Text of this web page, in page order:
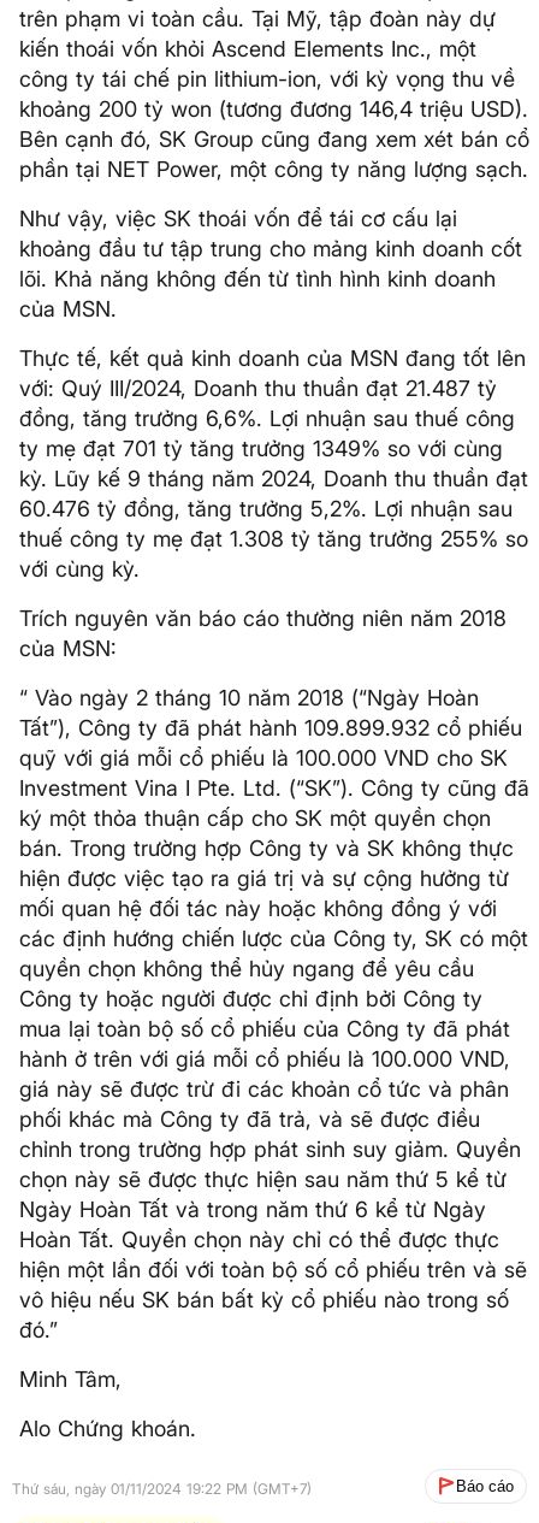
trên phạm vi toàn cầu. Tại Mỹ, tập đoàn này dự
kiến thoái vốn khỏi Ascend Elements Inc., một
công ty tái chế pin lithium-ion, với kỳ vọng thu về
khoảng 200 tỷ won (tương đương 146,4 triệu USD).
Bên cạnh đó, SK Group cũng đang xem xét bán cổ
phần tại NET Power, một công ty năng lượng sạch.
Như vậy, việc SK thoái vốn để tái cơ cấu lại
khoảng đầu tư tập trung cho mảng kinh doanh cốt
lõi. Khả năng không đến từ tình hình kinh doanh
của MSN.
Thực tế, kết quả kinh doanh của MSN đang tốt lên
với: Quý III/2024, Doanh thu thuần đạt 21.487 tỷ
đồng, tăng trưởng 6,6%. Lợi nhuận sau thuế công
ty mẹ đạt 701 tỷ tăng trưởng 1349% so với cùng
kỳ. Lũy kế 9 tháng năm 2024, Doanh thu thuần đạt
60.476 tỷ đồng, tăng trưởng 5,2%. Lợi nhuận sau
thuế công ty mẹ đạt 1.308 tỷ tăng trưởng 255% so
với cùng kỳ.
Trích nguyên văn báo cáo thường niên năm 2018
của MSN:
“ Vào ngày 2 tháng 10 năm 2018 (“Ngày Hoàn
Tất”), Công ty đã phát hành 109.899.932 cổ phiếu
quỹ với giá mỗi cổ phiếu là 100.000 VND cho SK
Investment Vina I Pte. Ltd. (“SK”). Công ty cũng đã
ký một thỏa thuận cấp cho SK một quyền chọn
bán. Trong trường hợp Công ty và SK không thực
hiện được việc tạo ra giá trị và sự cộng hưởng từ
mối quan hệ đối tác này hoặc không đồng ý với
các định hướng chiến lược của Công ty, SK có một
quyền chọn không thể hủy ngang để yêu cầu
Công ty hoặc người được chỉ định bởi Công ty
mua lại toàn bộ số cổ phiếu của Công ty đã phát
hành ở trên với giá mỗi cổ phiếu là 100.000 VND,
giá này sẽ được trừ đi các khoản cổ tức và phân
phối khác mà Công ty đã trả, và sẽ được điều
chỉnh trong trường hợp phát sinh suy giảm. Quyền
chọn này sẽ được thực hiện sau năm thứ 5 kể từ
Ngày Hoàn Tất và trong năm thứ 6 kể từ Ngày
Hoàn Tất. Quyền chọn này chỉ có thể được thực
hiện một lần đối với toàn bộ số cổ phiếu trên và sẽ
vô hiệu nếu SK bán bất kỳ cổ phiếu nào trong số
đó.”
Minh Tâm,
Alo Chứng khoán.
Thứ sáu, ngày 01/11/2024 19:22 PM (GMT+7) Báo cáo